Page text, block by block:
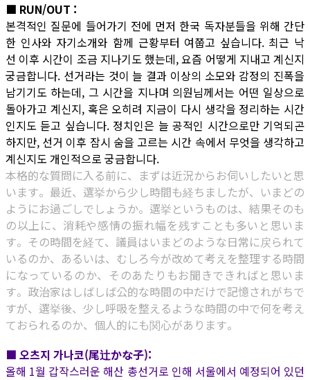
■ RUN/OUT :
본격적인 질문에 들어가기 전에 먼저 한국 독자분들을 위해 간단
한 인사와 자기소개와 함께 근황부터 여쭙고 싶습니다. 최근 낙
선 이후 시간이 조금 지나기도 했는데, 요즘 어떻게 지내고 계신지
궁금합니다. 선거라는 것이 늘 결과 이상의 소모와 감정의 진폭을
남기기도 하는데, 그 시간을 지나며 의원님께서는 어떤 일상으로
돌아가고 계신지, 혹은 오히려 지금이 다시 생각을 정리하는 시간
인지도 듣고 싶습니다. 정치인은 늘 공적인 시간으로만 기억되곤
하지만, 선거 이후 잠시 숨을 고르는 시간 속에서 무엇을 생각하고
계신지도 개인적으로 궁금합니다.
本格的な質問に入る前に、まずは近況からお伺いしたいと思
います。最近、選挙から少し時間も経ちましたが、いまどの
ようにお過ごしでしょうか。選挙というものは、結果そのも
の以上に、消耗や感情の振れ幅を残すことも多いと思いま
す。その時間を経て、議員はいまどのような日常に戻られて
いるのか、あるいは、むしろ今が改めて考えを整理する時間
になっているのか、そのあたりもお聞きできればと思いま
す。政治家はしばしば公的な時間の中だけで記憶されがちで
すが、選挙後、少し呼吸を整えるような時間の中で何を考え
ておられるのか、個人的にも関心があります。
■ 오츠지 가나코(尾辻かな子):
올해 1월 갑작스러운 해산 총선거로 인해 서울에서 예정되어 있던